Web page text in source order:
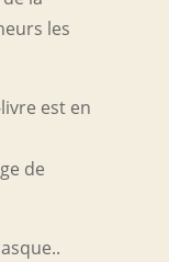
les
est en
de